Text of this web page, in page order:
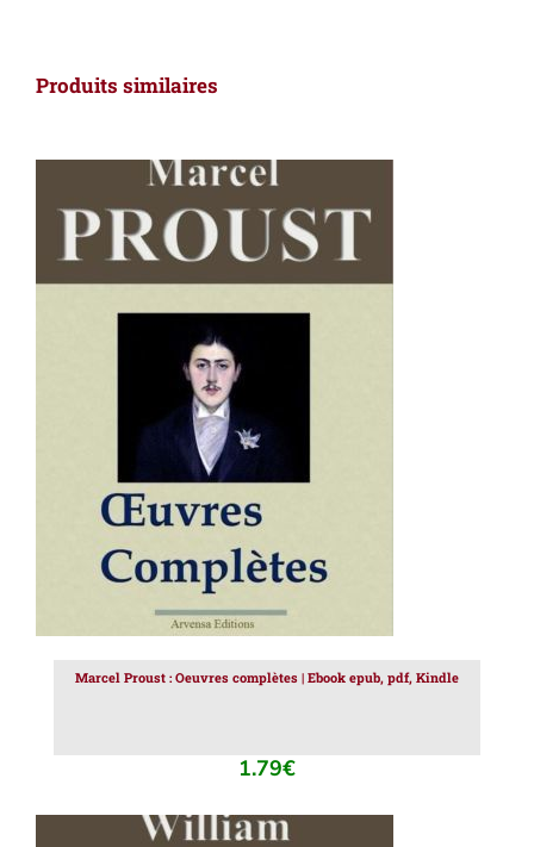
Produits similaires
AJOUTER AU PANIER
Marcel Proust : Oeuvres complètes | Ebook epub, pdf, Kindle
1.79€